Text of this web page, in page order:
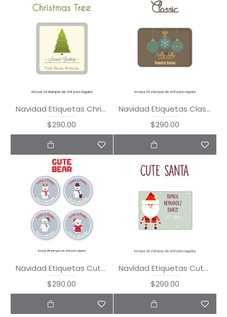
Navidad Etiquetas Christmas Tree
$290.00
Navidad Etiquetas Classic Xmas
$290.00
Navidad Etiquetas Cute Bear
$290.00
Navidad Etiquetas Cute Santa
$290.00